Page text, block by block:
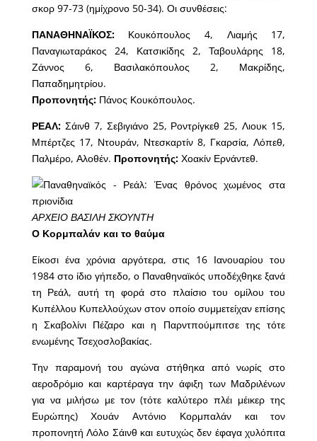
σκορ 97-73 (ημίχρονο 50-34). Οι συνθέσεις:
ΠΑΝΑΘΗΝΑΪΚΟΣ: Κουκόπουλος 4, Λιαμής 17,
Παναγιωταράκος 24, Κατσικίδης 2, Ταβουλάρης 18,
Ζάννος 6, Βασιλακόπουλος 2, Μακρίδης,
Παπαδημητρίου.
Προπονητής:Πάνος Κουκόπουλος.
ΡΕΑΛ: Σάινθ 7, Σεβιγιάνο 25, Ροντρίγκεθ 25, Λιουκ 15,
Μπέρτζες 17, Ντουράν, Ντεσκαρτίν 8, Γκαρσία, Λόπεθ,
Παλμέρο, Αλοθέν. Προπονητής:Χοακίν Ερνάντεθ.
ΑΡΧΕΙΟ ΒΑΣΙΛΗ ΣΚΟΥΝΤΗ
Ο Κορμπαλάν και το θαύμα
Eίκοσι ένα χρόνια αργότερα, στις 16 Ιανουαρίου του
1984 στο ίδιο γήπεδο, ο Παναθηναϊκός υποδέχθηκε ξανά
τη Ρεάλ, αυτή τη φορά στο πλαίσιο του ομίλου του
Κυπέλλου Κυπελλούχων στον οποίο συμμετείχαν επίσης
η Σκαβολίνι Πέζαρο και η Παρντπούμπιτσε της τότε
ενωμένης Τσεχοσλοβακίας.
Την παραμονή του αγώνα στήθηκα από νωρίς στο
αεροδρόμιο και καρτέραγα την άφιξη των Μαδριλένων
για να μιλήσω με τον (τότε καλύτερο πλέι μέικερ της
Ευρώπης) Χουάν Αντόνιο Κορμπαλάν και τον
προπονητή Λόλο Σάινθ και ευτυχώς δεν έφαγα χυλόπιτα